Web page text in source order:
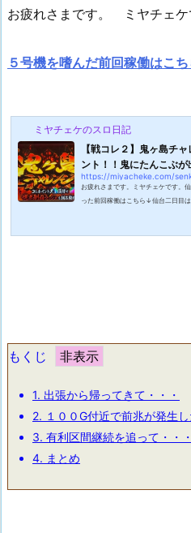
お疲れさまです。 ミヤチェケ
５号機を嗜んだ前回稼働はこ
ミヤチェケのスロ日記
【戦コレ２】鬼ヶ島チ
ント！！鬼にたんこぶが
https://miyacheke.com/
お疲れさまです。ミヤチェケです。
った前回稼働はこちら↓仙台二日目
もくじ
1. 出張から帰ってきて・・・
2. １００G付近で前兆が発生し
3. 有利区間継続を追って・・・
4. まとめ